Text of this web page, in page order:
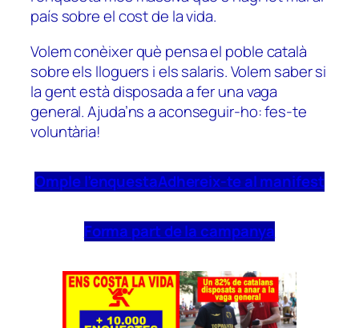
país sobre el cost de la vida.
Volem conèixer què pensa el poble català
sobre els lloguers i els salaris. Volem saber si
la gent està disposada a fer una vaga
general. Ajuda’ns a aconseguir-ho: fes-te
voluntària!
Omple l’enquestaAdhereix-te al manifest
Forma part de la campanya